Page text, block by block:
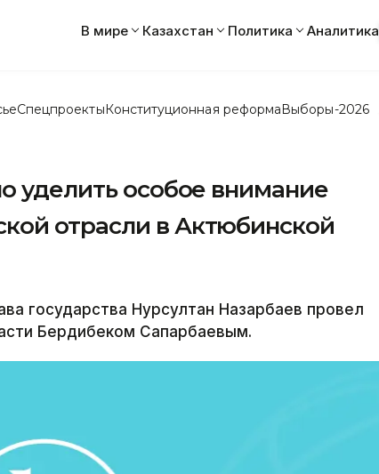
В мире Казахстан Политика Аналитика
СпецпроектыКонституционная реформаВыборы-2026
уделить особое внимание
отрасли в Актюбинской
государства Нурсултан Назарбаев провел
Бердибеком Сапарбаевым.